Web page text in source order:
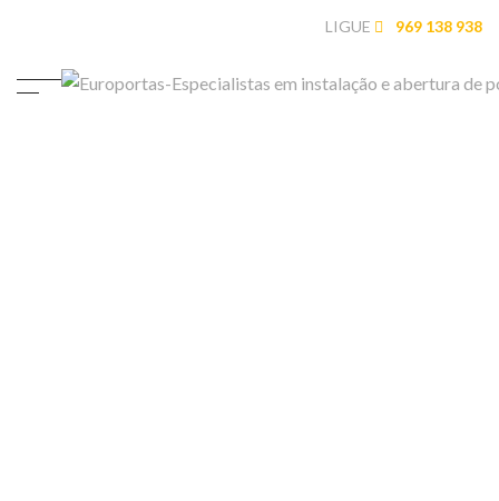
LIGUE 969 138 938